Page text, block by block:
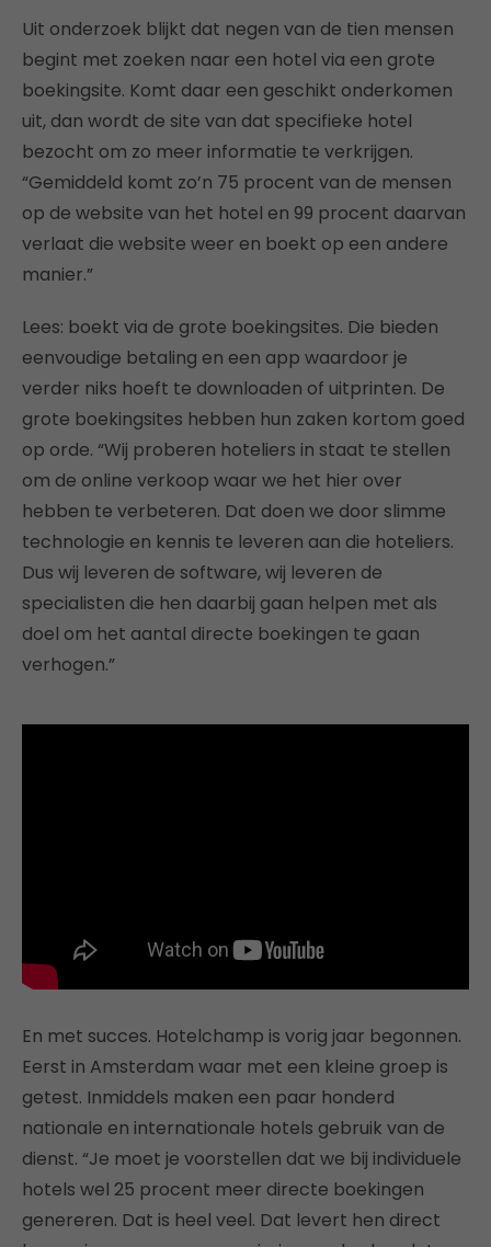
Uit onderzoek blijkt dat negen van de tien mensen
begint met zoeken naar een hotel via een grote
boekingsite. Komt daar een geschikt onderkomen
uit, dan wordt de site van dat specifieke hotel
bezocht om zo meer informatie te verkrijgen.
“Gemiddeld komt zo’n 75 procent van de mensen
op de website van het hotel en 99 procent daarvan
verlaat die website weer en boekt op een andere
manier.”
Lees: boekt via de grote boekingsites. Die bieden
eenvoudige betaling en een app waardoor je
verder niks hoeft te downloaden of uitprinten. De
grote boekingsites hebben hun zaken kortom goed
op orde. “Wij proberen hoteliers in staat te stellen
om de online verkoop waar we het hier over
hebben te verbeteren. Dat doen we door slimme
technologie en kennis te leveren aan die hoteliers.
Dus wij leveren de software, wij leveren de
specialisten die hen daarbij gaan helpen met als
doel om het aantal directe boekingen te gaan
verhogen.”
En met succes. Hotelchamp is vorig jaar begonnen.
Eerst in Amsterdam waar met een kleine groep is
getest. Inmiddels maken een paar honderd
nationale en internationale hotels gebruik van de
dienst. “Je moet je voorstellen dat we bij individuele
hotels wel 25 procent meer directe boekingen
genereren. Dat is heel veel. Dat levert hen direct